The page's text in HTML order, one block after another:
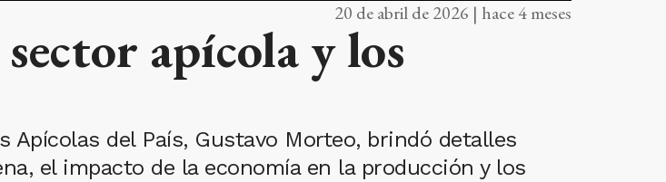
20 de abril de 2026 | hace 4 meses
apícola y los
Apícolas del País, Gustavo Morteo, brindó detalles
el impacto de la economía en la producción y los